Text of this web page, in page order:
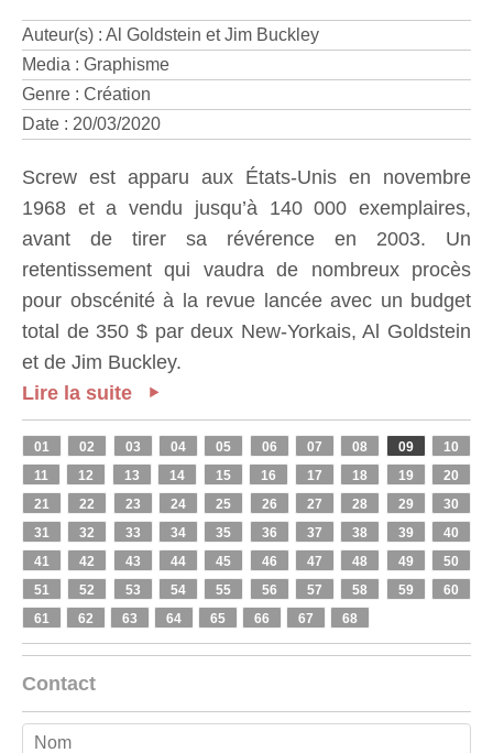
Auteur(s) : Al Goldstein et Jim Buckley
Media : Graphisme
Genre : Création
Date : 20/03/2020
Screw est apparu aux États-Unis en novembre
1968 et a vendu jusqu’à 140 000 exemplaires,
avant de tirer sa révérence en 2003. Un
retentissement qui vaudra de nombreux procès
pour obscénité à la revue lancée avec un budget
total de 350 $ par deux New-Yorkais, Al Goldstein
et de Jim Buckley.
Lire la suite
01 02 03 04 05 06 07 08 09
10
11
12 13 14 15 16 17 18 19
20
21
22 23 24 25 26 27 28 29
30
31
32 33 34 35 36 37 38 39
40
41
42 43 44 45 46 47 48 49
50
51
52 53 54 55 56 57 58 59
60
61
62 63 64 65 66 67 68
Contact